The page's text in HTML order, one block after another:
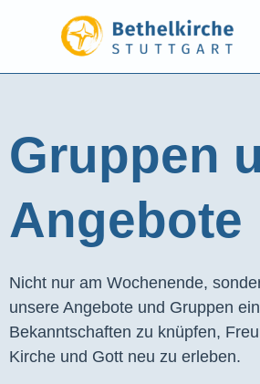
Gruppen
Angebote​
Nicht nur am Wochenende,
unsere Angebote und Gruppen
Bekanntschaften zu knüpfen,
Kirche und Gott neu zu erleben.